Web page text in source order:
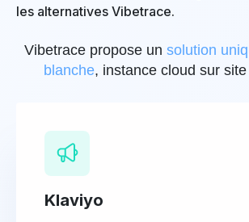
les alternatives Vibetrace.
Vibetrace propose un solution
blanche, instance cloud sur
Klaviyo